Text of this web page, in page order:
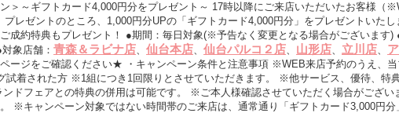
＞～ギフトカード4,000円分をプレゼント～ 17時以降にご来店いただいたお客様（
プレゼントのところ、1,000円分UPの「ギフトカード4,000円分」をプレゼントいた
成約特典もプレゼント！ ●期間：毎日対象(※予告なく変更となる場合がございます)
象店舗： 青森＆ラビナ店、 仙台本店、 仙台パルコ２店、 山形店、 立川店、
ージをご確認ください★ ・キャンペーン条件と注意事項 ※WEB来店予約のうえ、
試着された方 ※1組につき1回限りとさせていただきます。 ※他サービス、優待、特
ドフェアとの特典の併用は可能です。 ※ご本人様確認させていただく場合がござ
※キャンペーン対象ではない時間帯のご来店は、通常通り「ギフトカード3,000円